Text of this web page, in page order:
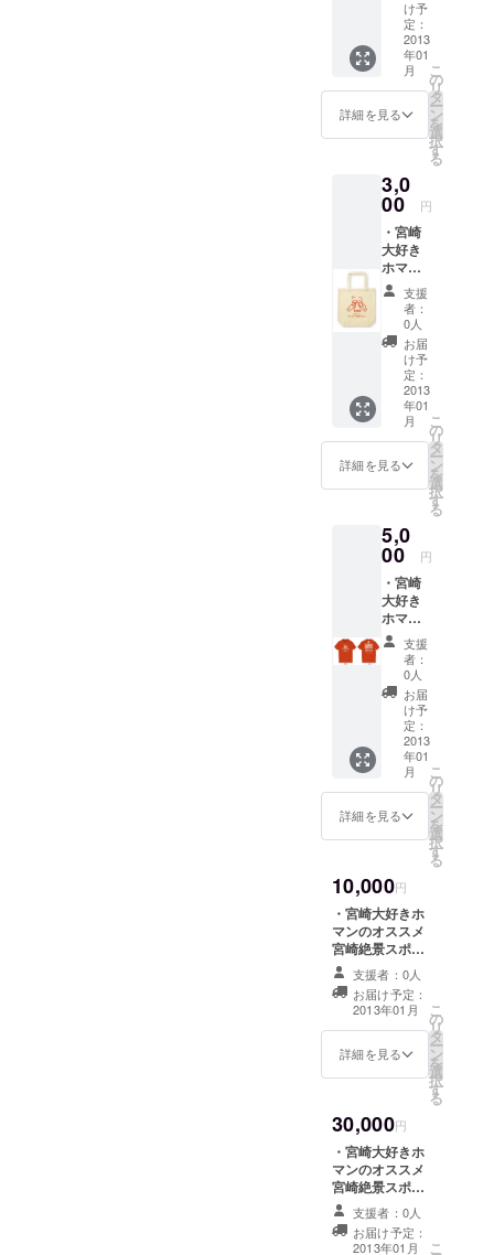
ト壁紙
・オリ
ジナル
ステッ
カー2種
※IMOオ
リジナ
ル及び
HTML5
ンファ
レンス
開催記
念！
※「IMO
」と
は、宮
崎で
Web系
のイベ
ント開
催を発
信した
り、ま
たは県
外など
から
致して
開催す
る事を
目的に
組織さ
れた、
任意団
体です
（同志
募集
中！！
）。
け予
定：
2013
年01
月
詳細を見る
こ
の
リ
タ
ー
ン
を
選
択
す
る
3,0
00 円
・宮崎
大好き
ホマン
のオス
スメ宮
崎絶景
スポッ
ト壁紙
・オリ
ジナル
ステッ
カー2種
・IMO
オリジ
ナルエ
コバッ
コバッ
グのサ
イズは
W260×
H330m
m ※画像
はイ
メージ
です。
色、デ
ザイン
等は変
更する
可能性
があり
ます
支援
者：
0人
お届
け予
定：
2013
年01
月
詳細を見る
こ
の
リ
タ
ー
ン
を
選
択
す
る
5,0
00 円
・宮崎
大好き
ホマン
のオス
スメ宮
崎絶景
スポッ
ト壁紙
・オリ
ジナル
ステッ
カー2種
・IMO
オリジ
ナルT
シャツ
イメー
ジで
す。
色、デ
ザイン
等は変
更する
可能性
があり
支援
者：
0人
お届
け予
定：
2013
年01
月
詳細を見る
こ
の
リ
タ
ー
ン
を
選
択
す
る
10,000円
・宮崎大好きホ
マンのオススメ
宮崎絶景スポッ
ト壁紙 ・オリジ
ナルステッカー2
種 ・登壇者サイ
ン入り書籍1冊 ※
サイン入り書籍
は、以下のどち
ん-O'Reilly
Japan - 実践
jQuery Mobile
２）秋葉秀樹さ
ん-10倍ラクする
Illustrator仕事術
支援者：0人
お届け予定：
2013年01月
詳細を見る
こ
の
リ
タ
ー
ン
を
選
択
す
る
30,000円
・宮崎大好きホ
マンのオススメ
宮崎絶景スポッ
ト壁紙 ・IMOオ
リジナルステッ
カー2種 ・IMO
支援者：0人
お届け予定：
2013年01月
こ